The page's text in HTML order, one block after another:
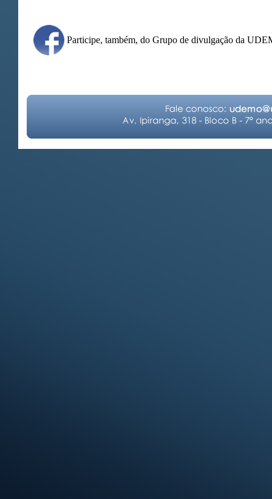
Participe, também, do Grupo de divulgação da